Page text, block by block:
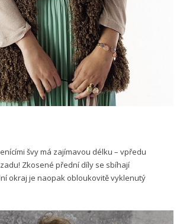
švy má zajímavou délku – vpředu
Zkosené přední díly se sbíhají
okraj je naopak obloukovitě vyklenutý